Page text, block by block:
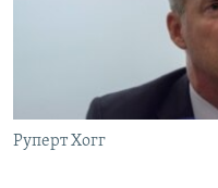
Руперт Хогг